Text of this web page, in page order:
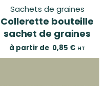
Sachets de graines
Collerette bouteille
sachet de graines
à partir de 0,85 € HT